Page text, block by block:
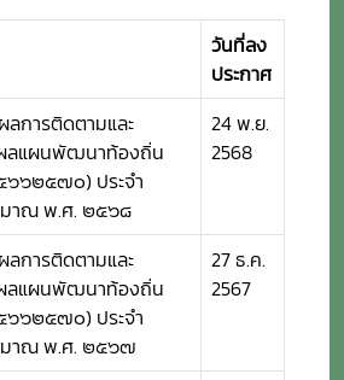
วันที่ลง
ประกาศ
ลการติดตามและ
ลแผนพัฒนาท้องถิ่น
๖๒๕๗๐) ประจำ
มาณ พ.ศ. ๒๕๖๘
24 พ.ย.
2568
ลการติดตามและ
ลแผนพัฒนาท้องถิ่น
๖๒๕๗๐) ประจำ
มาณ พ.ศ. ๒๕๖๗
27 ธ.ค.
2567